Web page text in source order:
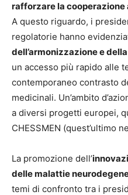
rafforzare la cooperazione
A questo riguardo, i
regolatorie hanno
dell’armonizzazione e
un accesso più rapido alle
contemporaneo contrasto
medicinali. Un’ambito
a diversi progetti europei,
CHESSMEN (quest’ultimo
La promozione dell’
delle malattie
temi di confronto tra i